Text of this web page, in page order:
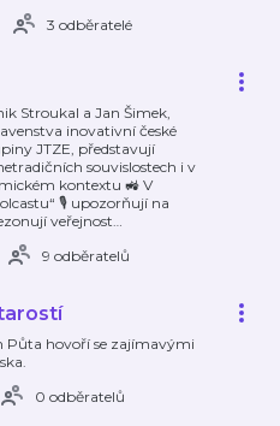
3 odběratelé
Stroukal a Jan Šimek,
inovativní české
JTZE, představují
souvislostech i v
kontextu 🚜 V
🎙️ upozorňují na
veřejnost…
9 odběratelů
Půta hovoří se zajímavými
0 odběratelů